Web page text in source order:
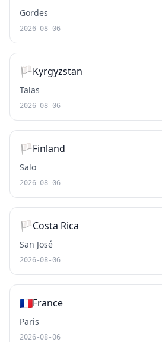
Gordes
2026-08-06
🏳️Kyrgyzstan
Talas
2026-08-06
🏳️Finland
Salo
2026-08-06
🏳️Costa Rica
San José
2026-08-06
🇫🇷France
Paris
2026-08-06